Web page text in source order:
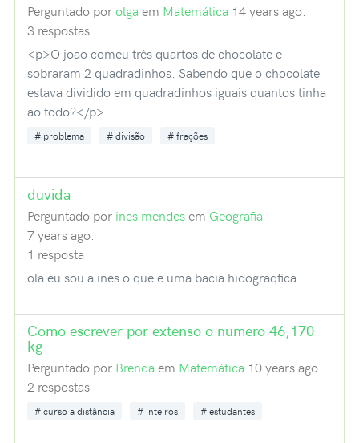
Perguntado porolgaem Matemática 14 years ago.
3 respostas
<p>O joao comeu três quartos de chocolate e
sobraram 2 quadradinhos. Sabendo que o chocolate
estava dividido em quadradinhos iguais quantos tinha
ao todo?</p>
problema divisão frações
duvida
Perguntado por ines mendesem Geografia
7 years ago.
1 resposta
ola eu sou a ines o que e uma bacia hidograqfica
Como escrever por extenso o numero 46,170
kg
Perguntado por Brendaem Matemática 10 years ago.
2 respostas
curso a distância inteiros estudantes